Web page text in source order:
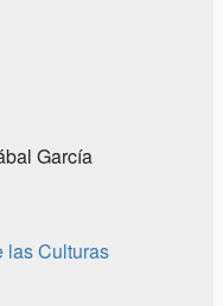
García
las Culturas